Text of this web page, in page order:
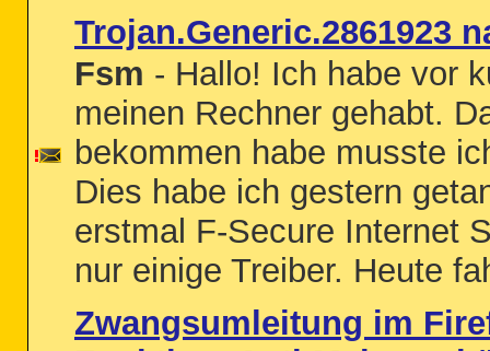
Trojan.Generic.2861923
Fsm - Hallo! Ich habe vor
meinen Rechner gehabt.
bekommen habe musste
Dies habe ich gestern
erstmal F-Secure Internet
nur einige Treiber. Heute
Zwangsumleitung im